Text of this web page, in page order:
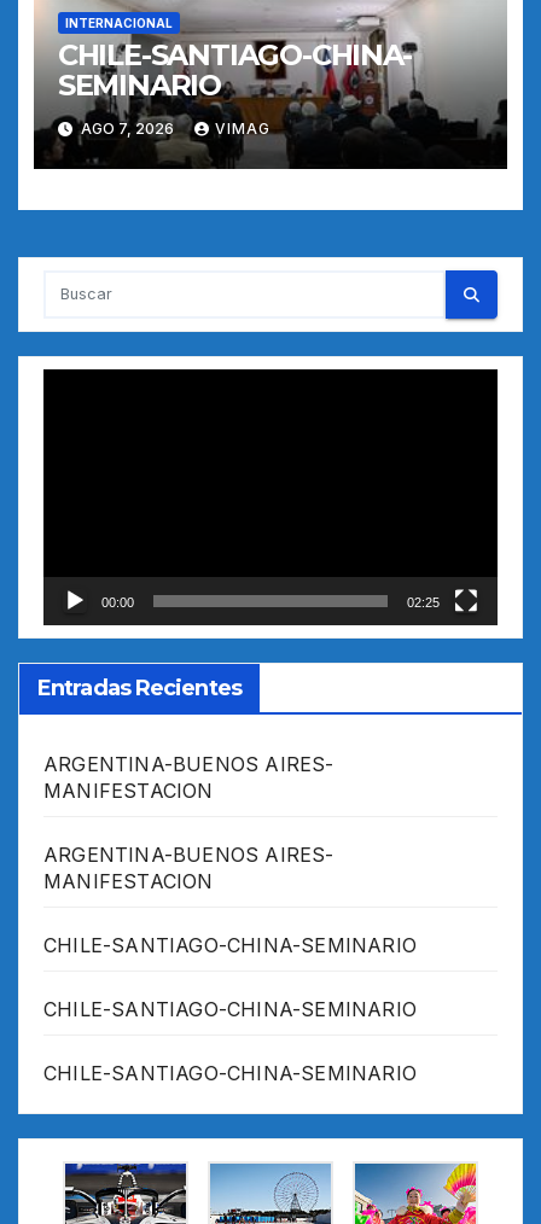
INTERNACIONAL
CHILE-SANTIAGO-CHINA-
SEMINARIO
AGO 7, 2026 VIMAG
00:00 02:25
Entradas Recientes
ARGENTINA-BUENOS AIRES-
MANIFESTACION
ARGENTINA-BUENOS AIRES-
MANIFESTACION
CHILE-SANTIAGO-CHINA-SEMINARIO
CHILE-SANTIAGO-CHINA-SEMINARIO
CHILE-SANTIAGO-CHINA-SEMINARIO